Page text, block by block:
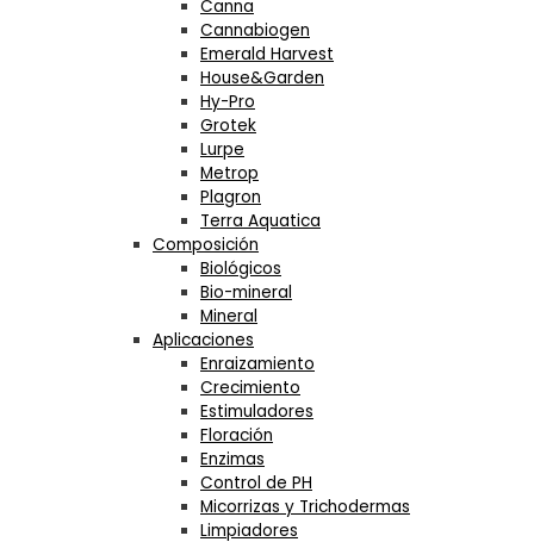
Canna
Cannabiogen
Emerald Harvest
House&Garden
Hy-Pro
Grotek
Lurpe
Metrop
Plagron
Terra Aquatica
Composición
Biológicos
Bio-mineral
Mineral
Aplicaciones
Enraizamiento
Crecimiento
Estimuladores
Floración
Enzimas
Control de PH
Micorrizas y Trichodermas
Limpiadores